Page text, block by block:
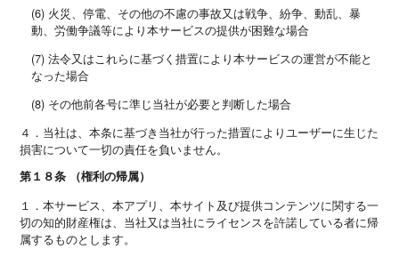
(6) 火災、停電、その他の不慮の事故又は戦争、紛争、動乱、暴
動、労働争議等により本サービスの提供が困難な場合
(7) 法令又はこれらに基づく措置により本サービスの運営が不能と
なった場合
(8) その他前各号に準じ当社が必要と判断した場合
４．当社は、本条に基づき当社が行った措置によりユーザーに生じた
損害について一切の責任を負いません。
第１８条 （権利の帰属）
１．本サービス、本アプリ、本サイト及び提供コンテンツに関する一
切の知的財産権は、当社又は当社にライセンスを許諾している者に帰
属するものとします。